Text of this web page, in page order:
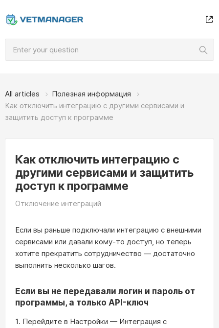
All articles
Полезная информация
Как отключить интеграцию с другими сервисами и
защитить доступ к программе
Как отключить интеграцию с
другими сервисами и защитить
доступ к программе
Отключение интеграций
Если вы раньше подключали интеграцию с внешними
сервисами или давали кому-то доступ, но теперь
хотите прекратить сотрудничество — достаточно
выполнить несколько шагов.
Если вы не передавали логин и пароль от
программы, а только API-ключ
1. Перейдите в Настройки — Интеграция с